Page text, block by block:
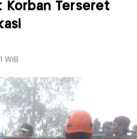
Korban Terseret
WIB